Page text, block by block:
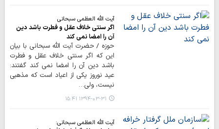
آیت الله العظمی سبحانی
اگر سنتی خلاف عقل و فطرت باشد دین
آن را امضا نمی کند
حوزه / حضرت آیت الله سبحانی با بیان
این که اگر سنتی خلاف عقل و فطرت
باشد دین آن را امضا نمی کند گفتند:
عید نوروز یکی از اعیاد است که مذهبی
نیست، ولی…
۱۳۹۴-۰۳-۳۱ ۱۵:۴۱
آیت الله العظمی سبحانی: